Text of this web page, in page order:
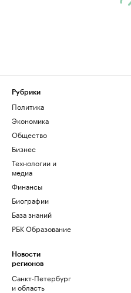
Рубрики
Политика
Экономика
Общество
Бизнес
Технологии и
медиа
Финансы
Биографии
База знаний
РБК Образование
Новости
регионов
Санкт-Петербург
и область